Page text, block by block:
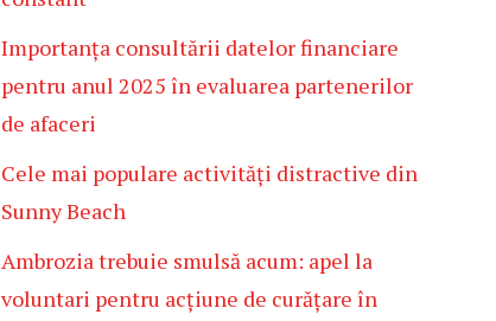
Importanța consultării datelor financiare
pentru anul 2025 în evaluarea partenerilor
de afaceri
Cele mai populare activități distractive din
Sunny Beach
Ambrozia trebuie smulsă acum: apel la
voluntari pentru acțiune de curățare în